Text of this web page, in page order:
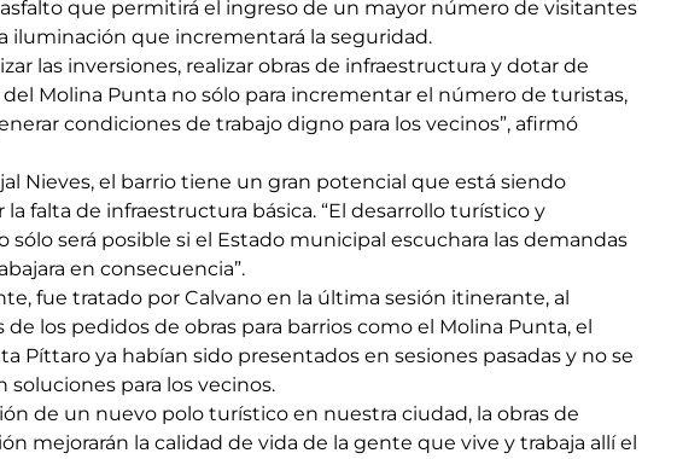
que permitirá el ingreso de un mayor número de visitantes
iluminación que incrementará la seguridad.
las inversiones, realizar obras de infraestructura y dotar de
del Molina Punta no sólo para incrementar el número de turistas,
condiciones de trabajo digno para los vecinos”, afirmó
Nieves, el barrio tiene un gran potencial que está siendo
falta de infraestructura básica. “El desarrollo turístico y
sólo será posible si el Estado municipal escuchara las demandas
en consecuencia”.
fue tratado por Calvano en la última sesión itinerante, al
los pedidos de obras para barrios como el Molina Punta, el
Píttaro ya habían sido presentados en sesiones pasadas y no se
soluciones para los vecinos.
de un nuevo polo turístico en nuestra ciudad, la obras de
mejorarán la calidad de vida de la gente que vive y trabaja allí el